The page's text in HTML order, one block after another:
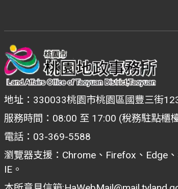
地址：330033桃園市桃園區國豐三街
服務時間：08:00 至 17:00 (稅務駐點櫃
電話：03-369-5588
瀏覽器支援：Chrome、Firefox、Edge
IE。